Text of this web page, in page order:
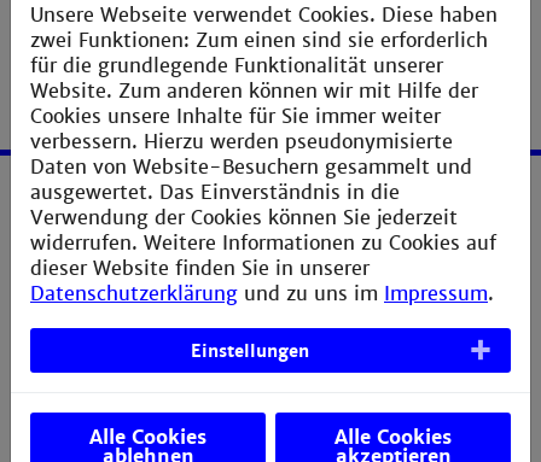
Service
Impressum
Erklärung zur Barrierefreiheit
Datenschutzerklärung
Anfahrt und Campusplan
Unsere Webseite verwendet Cookies. Diese haben
zwei Funktionen: Zum einen sind sie erforderlich
für die grundlegende Funktionalität unserer
Website. Zum anderen können wir mit Hilfe der
Cookies unsere Inhalte für Sie immer weiter
verbessern. Hierzu werden pseudonymisierte
Daten von Website-Besuchern gesammelt und
ausgewertet. Das Einverständnis in die
Verwendung der Cookies können Sie jederzeit
widerrufen. Weitere Informationen zu Cookies auf
dieser Website finden Sie in unserer
Datenschutzerklärung und zu uns im Impressum.
Einstellungen
Alle Cookies Alle Cookies